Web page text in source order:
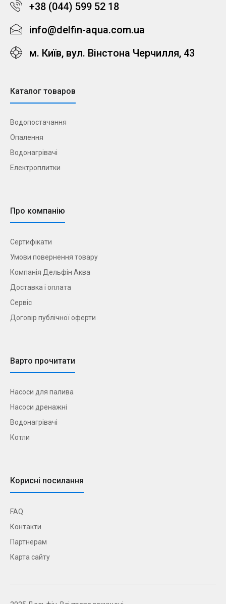
+38 (044) 599 52 18
info@delfin-aqua.com.ua
м. Київ, вул. Вінстона Черчилля, 43
Каталог товаров
Водопостачання
Опалення
Водонагрівачі
Електроплитки
Про компанію
Сертифікати
Умови повернення товару
Компанія Дельфін Аква
Доставка і оплата
Сервіс
Договір публічної оферти
Варто прочитати
Насоси для палива
Насоси дренажні
Водонагрівачі
Котли
Корисні посилання
FAQ
Контакти
Партнерам
Карта сайту